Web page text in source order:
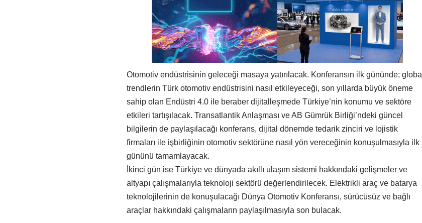
Otomotiv endüstrisinin geleceği masaya yatırılacak. Konferansın ilk gününde; global
trendlerin Türk otomotiv endüstrisini nasıl etkileyeceği, son yıllarda büyük öneme
sahip olan Endüstri 4.0 ile beraber dijitalleşmede Türkiye’nin konumu ve sektöre
etkileri tartışılacak. Transatlantik Anlaşması ve AB Gümrük Birliği’ndeki güncel
bilgilerin de paylaşılacağı konferans, dijital dönemde tedarik zinciri ve lojistik
firmaları ile işbirliğinin otomotiv sektörüne nasıl yön vereceğinin konuşulmasıyla ilk
gününü tamamlayacak.
İkinci gün ise Türkiye ve dünyada akıllı ulaşım sistemi hakkındaki gelişmeler ve
altyapı çalışmalarıyla teknoloji sektörü değerlendirilecek. Elektrikli araç ve batarya
teknolojilerinin de konuşulacağı Dünya Otomotiv Konferansı, sürücüsüz ve bağlı
araçlar hakkındaki çalışmaların paylaşılmasıyla son bulacak.